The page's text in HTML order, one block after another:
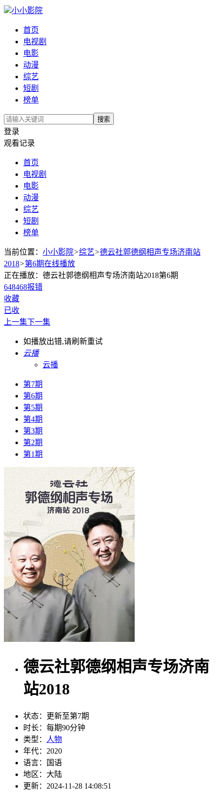
小小影院
首页
电视剧
电影
动漫
综艺
短剧
榜单
搜索
登录
观看记录
首页
电视剧
电影
动漫
综艺
短剧
榜单
当前位置： 小小影院>综艺>德云社郭德纲相声专场济南站
2018>第6期在线播放
正在播放：德云社郭德纲相声专场济南站2018第6期
648468报错
收藏
已收
上一集下一集
如播放出错,请刷新重试
云播
云播
第7期
第6期
第5期
第4期
第3期
第2期
第1期
德云社郭德纲相声专场济南
站2018
状态：
更新至第7期
时长： 每期90分钟
类型：
人物
年代： 2020
语言：
国语
地区： 大陆
更新： 2024-11-28 14:08:51